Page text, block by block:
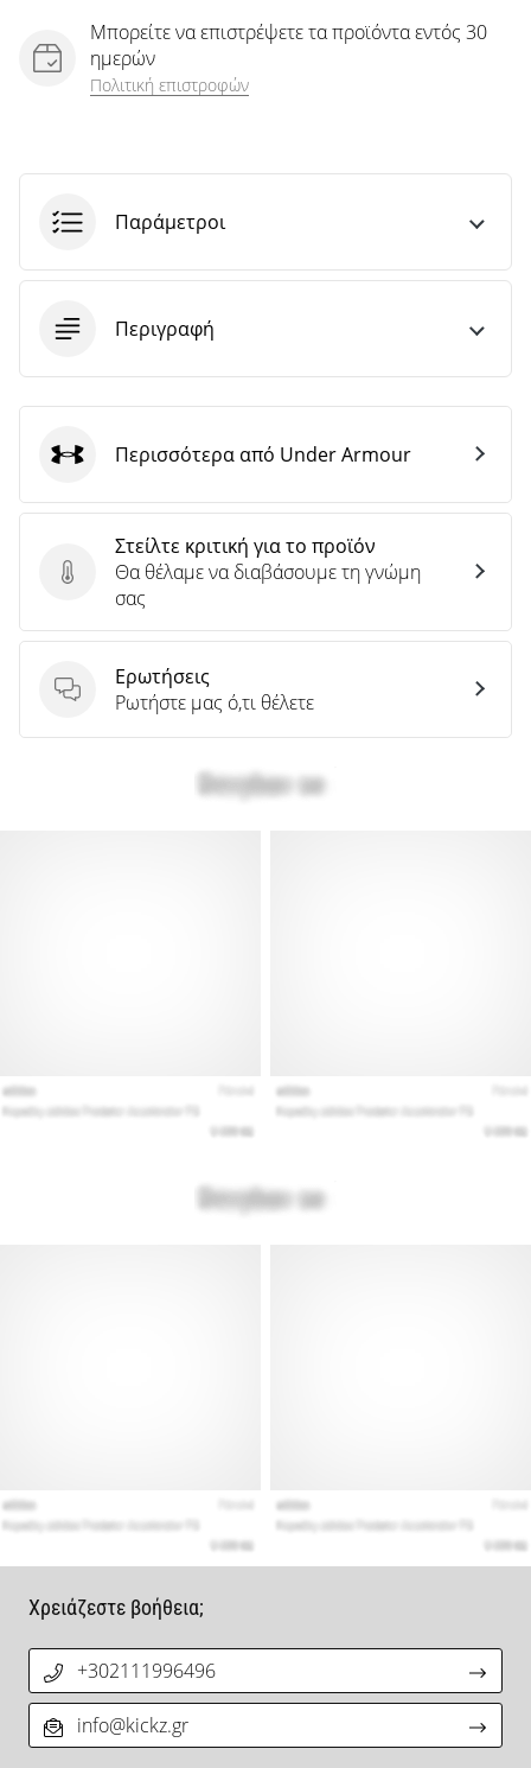
Μπορείτε να επιστρέψετε τα προϊόντα εντός 30
ημερών
Πολιτική επιστροφών
Παράμετροι
Περιγραφή
Στείλτε κριτική για το προϊόν
Στείλτε κριτική για το προϊόν
Θα θέλαμε να διαβάσουμε τη γνώμη
σας
Ερωτήσεις
Ερωτήσεις
Ρωτήστε μας ό,τι θέλετε
Under Armour
Περισσότερα από Under Armour
Χρειάζεστε βοήθεια;
+302111996496
info@kickz.gr